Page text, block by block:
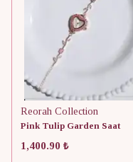
Reorah Collection
Pink Tulip Garden Saat
1,400.90 ₺